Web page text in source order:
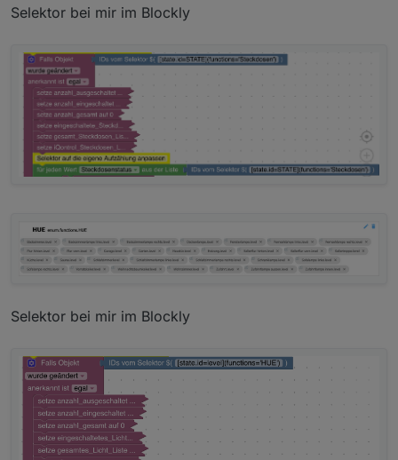
Selektor bei mir im Blockly
Selektor bei mir im Blockly